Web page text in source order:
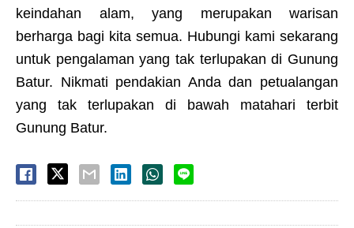
keindahan alam, yang merupakan warisan
berharga bagi kita semua. Hubungi kami sekarang
untuk pengalaman yang tak terlupakan di Gunung
Batur. Nikmati pendakian Anda dan petualangan
yang tak terlupakan di bawah matahari terbit
Gunung Batur.